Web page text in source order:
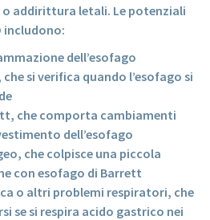
addirittura letali. Le potenziali
includono:
dell’esofago
si verifica quando l’esofago si
che comporta cambiamenti
dell’esofago
che colpisce una piccola
con esofago di Barrett
o altri problemi respiratori, che
se si respira acido gastrico nei